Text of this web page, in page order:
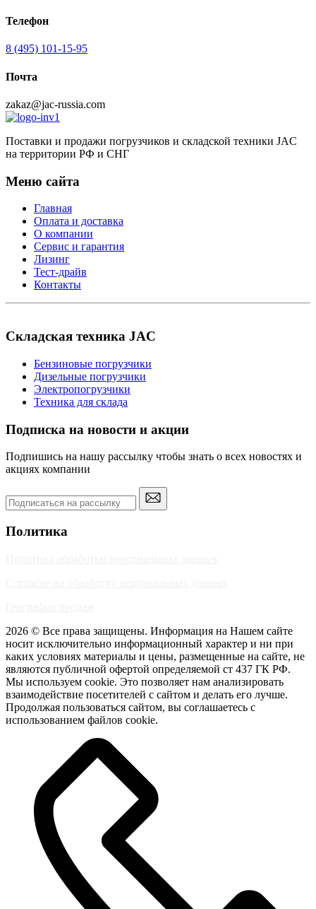
Телефон
8 (495) 101-15-95
Почта
zakaz@jac-russia.com
Поставки и продажи погрузчиков и складской техники JAC
на территории РФ и СНГ
Меню сайта
Главная
Оплата и доставка
О компании
Сервис и гарантия
Лизинг
Тест-драйв
Контакты
Складская техника JAC
Бензиновые погрузчики
Дизельные погрузчики
Электропогрузчики
Техника для склада
Подписка на новости и акции
Подпишись на нашу рассылку чтобы знать о всех новостях и
акциях компании
Политика
2026 © Все права защищены. Информация на Нашем сайте
носит исключительно информационный характер и ни при
каких условиях материалы и цены, размещенные на сайте, не
являются публичной офертой определяемой ст 437 ГК РФ.
Мы используем cookie. Это позволяет нам анализировать
взаимодействие посетителей с сайтом и делать его лучше.
Продолжая пользоваться сайтом, вы соглашаетесь с
использованием файлов cookie.